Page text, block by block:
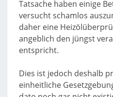
Tatsache haben einige
versucht schamlos
daher eine
angeblich den jüngst
entspricht.
Dies ist jedoch deshalb
einheitliche